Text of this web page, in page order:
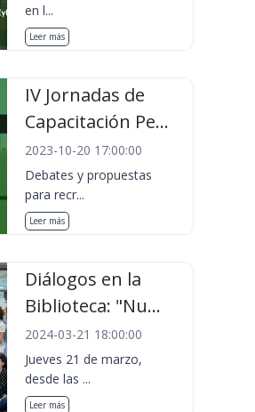
en l...
Leer más
IV Jornadas de
Capacitación Pe...
2023-10-20 17:00:00
Debates y propuestas
para recr...
Leer más
Diálogos en la
Biblioteca: "Nu...
2024-03-21 18:00:00
Jueves 21 de marzo,
desde las ...
Leer más